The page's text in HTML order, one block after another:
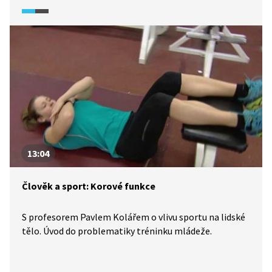
13:04
Člověk a sport: Korové funkce
S profesorem Pavlem Kolářem o vlivu sportu na lidské
tělo. Úvod do problematiky tréninku mládeže.